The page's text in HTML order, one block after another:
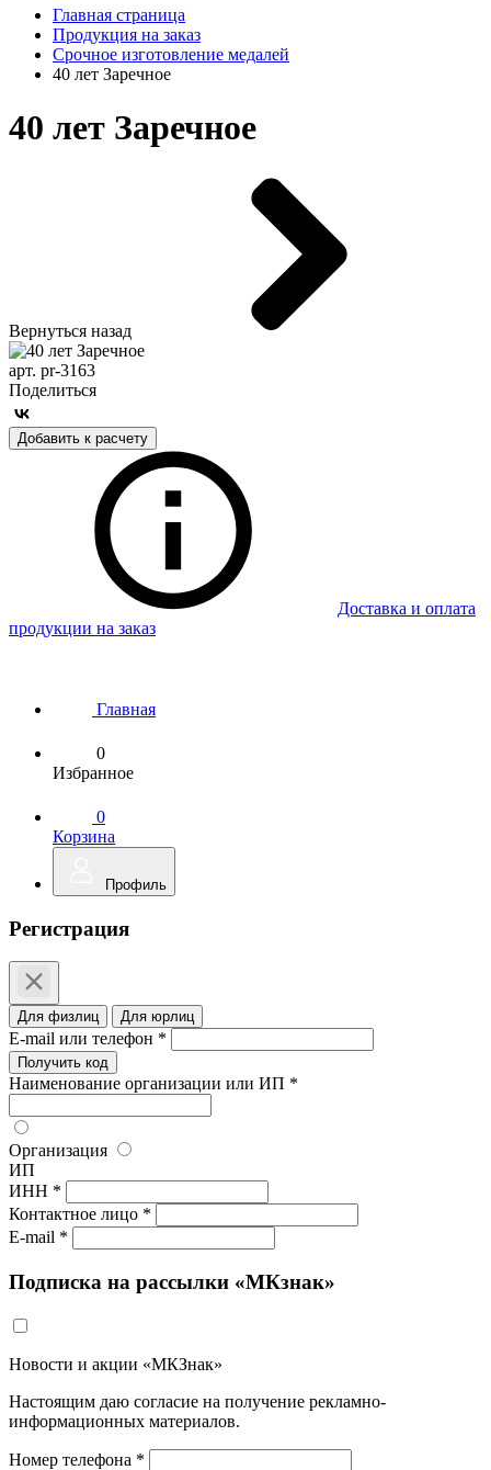
Главная страница
Продукция на заказ
Срочное изготовление медалей
40 лет Заречное
40 лет Заречное
Вернуться назад
арт. pr-3163
Поделиться
Добавить к расчету
Доставка и оплата
продукции на заказ
Главная
0
Избранное
0
Корзина
Профиль
Регистрация
Для физлиц Для юрлиц
E-mail или телефон *
Получить код
Наименование организации или ИП *
Организация
ИП
ИНН *
Контактное лицо *
E-mail *
Подписка на рассылки «МКзнак»
Новости и акции «МКЗнак»
Настоящим даю согласие на получение рекламно-
информационных материалов.
Номер телефона *